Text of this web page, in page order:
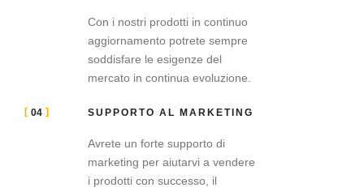
Con i nostri prodotti in continuo
aggiornamento potrete sempre
soddisfare le esigenze del
mercato in continua evoluzione.
04 SUPPORTO AL MARKETING
Avrete un forte supporto di
marketing per aiutarvi a vendere
i prodotti con successo, il